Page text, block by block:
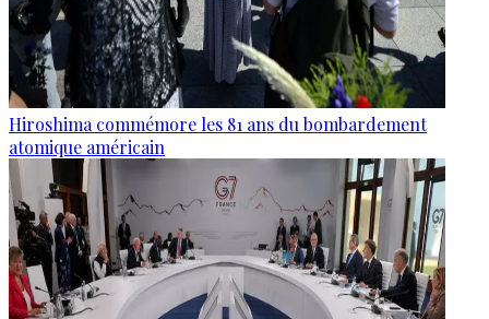
Hiroshima commémore les 81 ans du bombardement
atomique américain